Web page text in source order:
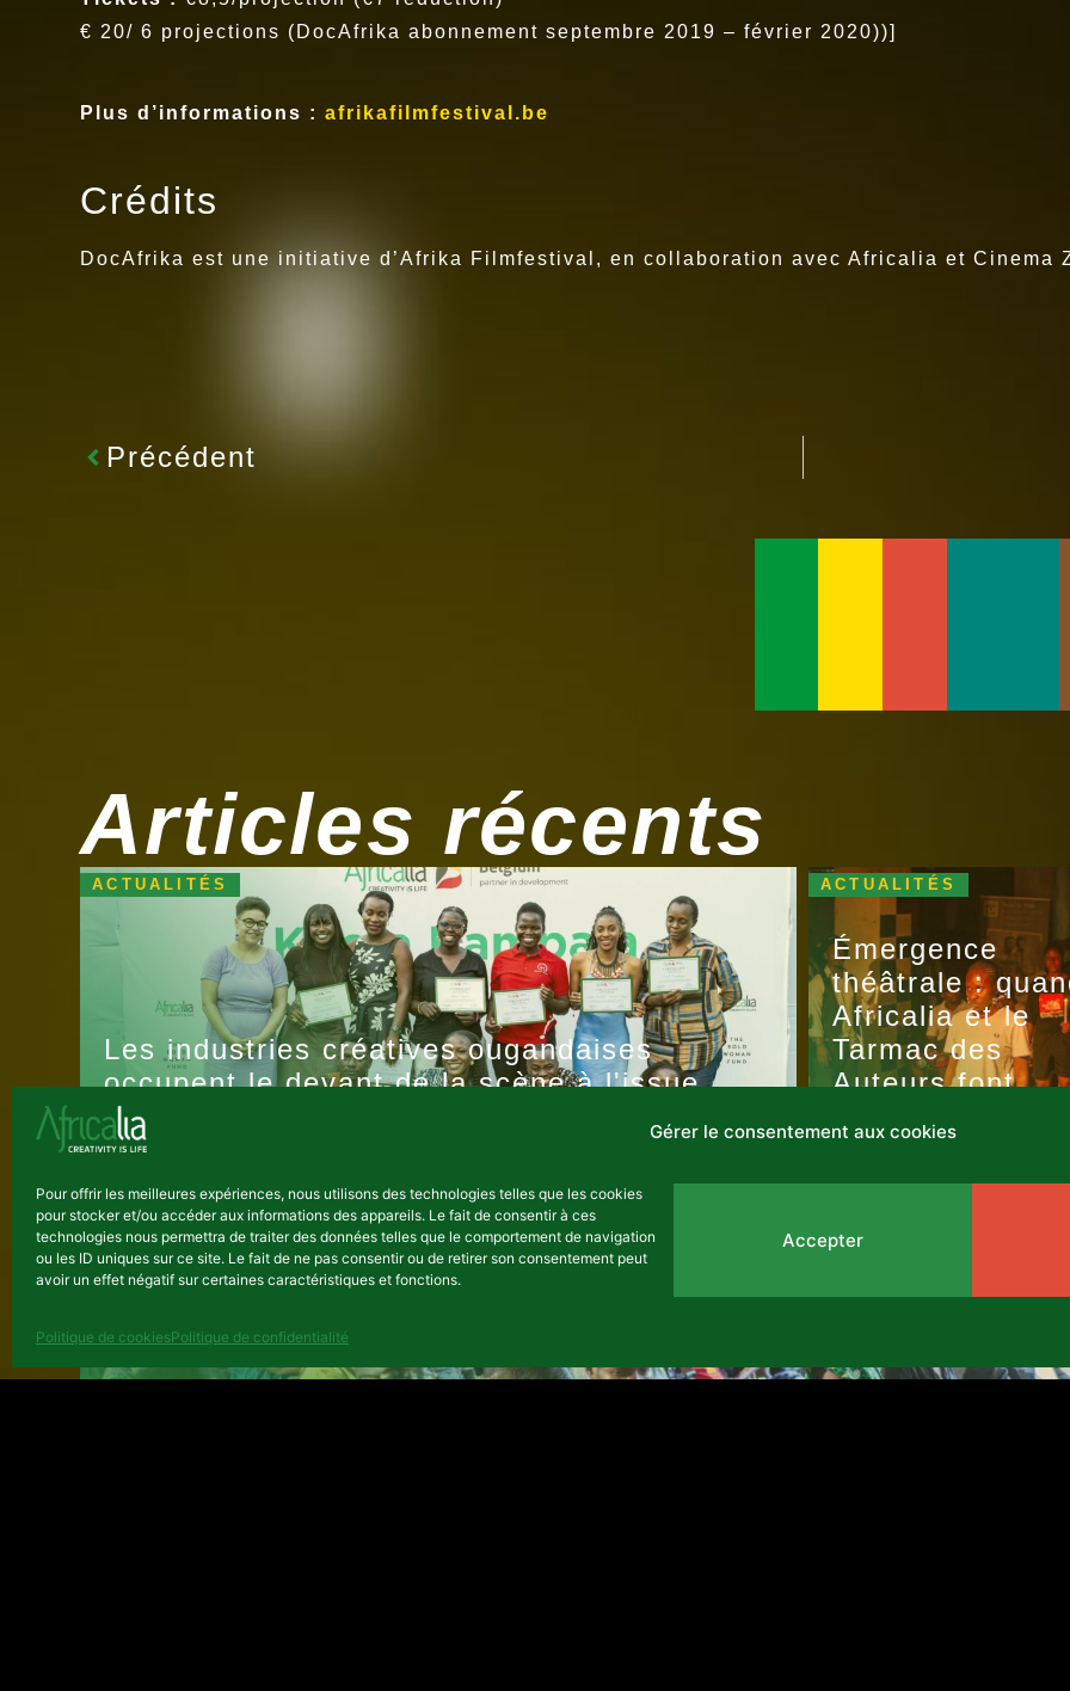
Gérer le consentement aux cookies
Pour offrir les meilleures expériences, nous utilisons des technologies telles que les cookies
pour stocker et/ou accéder aux informations des appareils. Le fait de consentir à ces
technologies nous permettra de traiter des données telles que le comportement de navigation
ou les ID uniques sur ce site. Le fait de ne pas consentir ou de retirer son consentement peut
avoir un effet négatif sur certaines caractéristiques et fonctions.
Accepter
Politique de cookiesPolitique de confidentialité
€ 20/ 6 projections (DocAfrika abonnement septembre 2019 – février 2020))]
Plus d’informations : afrikafilmfestival.be
Crédits
DocAfrika est une initiative d’Afrika Filmfestival, en collaboration avec Africalia et Cinema
Précédent
Articles récents
Les industries créatives ougandaises
occupent le devant de la scène à l'issue
du programme d'incubation « Koola
Kampala »
07 août, 2026
ACTUALITÉS
Émergence
théâtrale :
Africalia et le
Tarmac des
Auteurs font
grandir la scène
congolaise
ACTUALITÉS
ACTUALITÉS